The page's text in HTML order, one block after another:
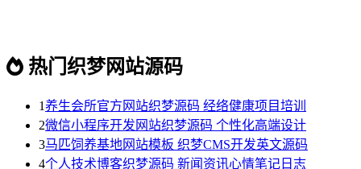
热门织梦网站源码
1养生会所官方网站织梦源码 经络健康项目培训
2微信小程序开发网站织梦源码 个性化高端设计
3马匹饲养基地网站模板 织梦CMS开发英文源码
4个人技术博客织梦源码 新闻资讯心情笔记日志